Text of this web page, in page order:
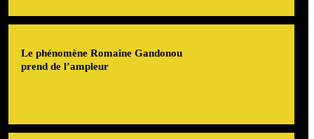
Le phénomène Romaine Gandonou
prend de l’ampleur